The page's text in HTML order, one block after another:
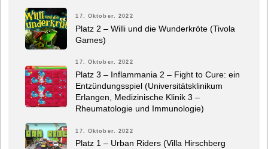
17. Oktober. 2022
Platz 2 – Willi und die Wunderkröte (Tivola
Games)
17. Oktober. 2022
Platz 3 – Inflammania 2 – Fight to Cure: ein
Entzündungsspiel (Universitätsklinikum
Erlangen, Medizinische Klinik 3 –
Rheumatologie und Immunologie)
17. Oktober. 2022
Platz 1 – Urban Riders (Villa Hirschberg